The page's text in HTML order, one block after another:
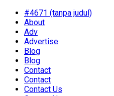
#4671 (tanpa judul)
About
Adv
Advertise
Blog
Blog
Contact
Contact
Contact Us